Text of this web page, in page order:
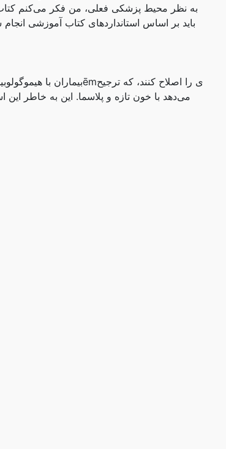
به نظر محیط پزشکی فعلی، من فکر می‌کنم
باید بر اساس استانداردهای کتاب آموزشی
می‌دهد با خون تازه و پلاسما. این به خاطر